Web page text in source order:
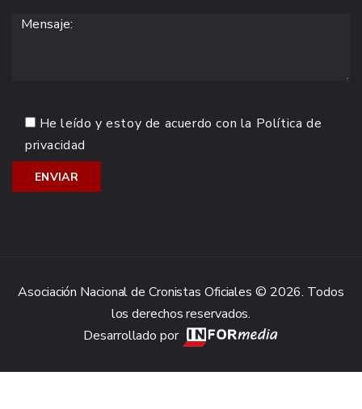
He leído y estoy de acuerdo con la Política de
privacidad
Asociación Nacional de Cronistas Oficiales © 2026. Todos
los derechos reservados.
Desarrollado por